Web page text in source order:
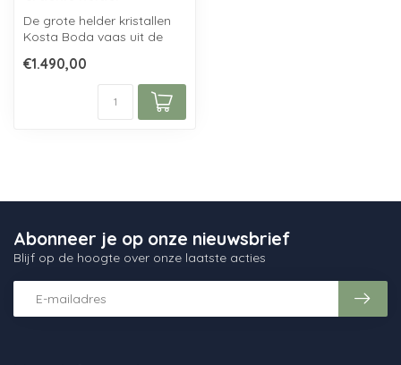
De grote helder kristallen
Kosta Boda vaas uit de
Jung...
€1.490,00
Abonneer je op onze nieuwsbrief
Blijf op de hoogte over onze laatste acties